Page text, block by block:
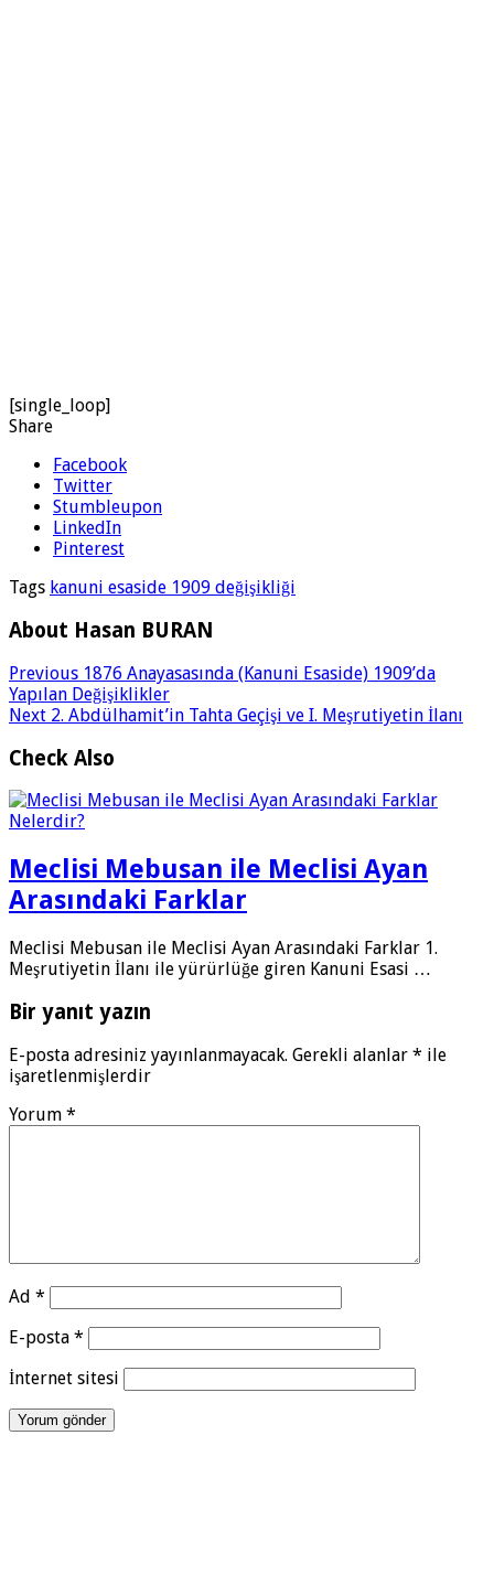
[single_loop]
Share
Facebook
Twitter
Stumbleupon
LinkedIn
Pinterest
Tags kanuni esaside 1909 değişikliği
About Hasan BURAN
Previous 1876 Anayasasında (Kanuni Esaside) 1909’da
Yapılan Değişiklikler
Next 2. Abdülhamit’in Tahta Geçişi ve I. Meşrutiyetin İlanı
Check Also
Meclisi Mebusan ile Meclisi Ayan
Arasındaki Farklar
Meclisi Mebusan ile Meclisi Ayan Arasındaki Farklar 1.
Meşrutiyetin İlanı ile yürürlüğe giren Kanuni Esasi …
Bir yanıt yazın
E-posta adresiniz yayınlanmayacak. Gerekli alanlar * ile
işaretlenmişlerdir
Yorum *
Ad *
E-posta *
İnternet sitesi